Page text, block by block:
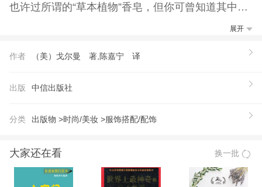
也许过所谓的“草本植物”香皂，但你可曾知道其中含
有可以威胁人类健康、污染环境的工业化学物质？你
见人爱的玩具很可能含有让人担心和恐惧的铅……
为“绿色环保”的产品大多言过其实！我们这个世界是
如果你的绿色情商低下，你不仅无法提高自己的生活
商”之父的丹尼尔?戈尔曼博士告诉我们，我们必须从
现在就始培养绿色情商：我们要了解自己对环境造成
展开
作者 （美）戈尔曼 著,陈嘉宁 译
出版 中信出版社
分类 出版物 >时尚/美妆 >服饰搭配/配饰
大家还在看 换一批